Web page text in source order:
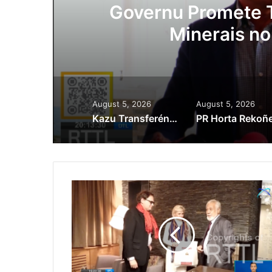
Promete Tau Prioridade ba
no Setór Produtivu
August 5, 2026
Kazu Transferénsia Osan Millaun 42 Husi Singapura, Advogadu Sei Halo Rekursu
August 5, 2026